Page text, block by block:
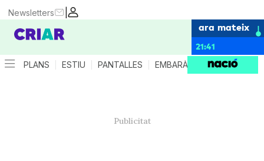
|
Newsletters
ara mateix
21:41
PLANS ESTIU PANTALLES EMBARÀS CRIANÇA